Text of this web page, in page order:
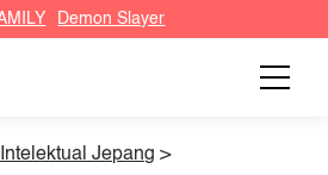
Demon Slayer
Jepang >